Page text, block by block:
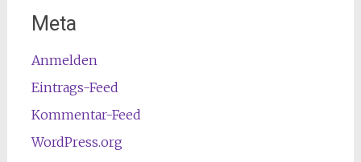
Meta
Anmelden
Eintrags-Feed
Kommentar-Feed
WordPress.org